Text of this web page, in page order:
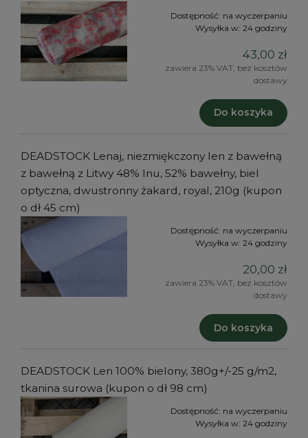
Dostępność: na wyczerpaniu
Wysyłka w: 24 godziny
43,00 zł
zawiera 23% VAT, bez kosztów
dostawy
Do koszyka
DEADSTOCK Lenaj, niezmiękczony len z bawełną
z bawełną z Litwy 48% lnu, 52% bawełny, biel
optyczna, dwustronny żakard, royal, 210g (kupon
o dł 45 cm)
Dostępność: na wyczerpaniu
Wysyłka w: 24 godziny
20,00 zł
zawiera 23% VAT, bez kosztów
dostawy
Do koszyka
DEADSTOCK Len 100% bielony, 380g+/-25 g/m2,
tkanina surowa (kupon o dł 98 cm)
Dostępność: na wyczerpaniu
Wysyłka w: 24 godziny